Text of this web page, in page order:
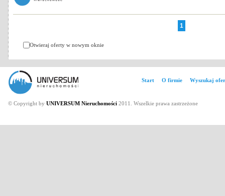
1
Otwieraj oferty w nowym oknie
Start O firmie Wyszukaj
© Copyright by UNIVERSUM Nieruchomości 2011. Wszelkie prawa zastrzeżone